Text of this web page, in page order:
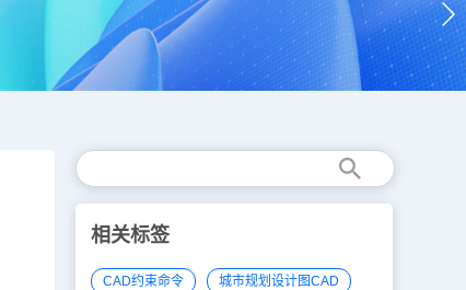
相关标签
CAD约束命令 城市规划设计图CAD